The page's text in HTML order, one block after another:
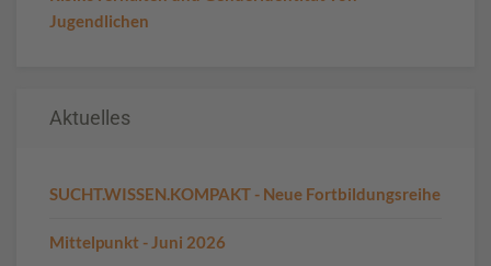
Jugendlichen
Aktuelles
SUCHT.WISSEN.KOMPAKT - Neue Fortbildungsreihe
Mittelpunkt - Juni 2026